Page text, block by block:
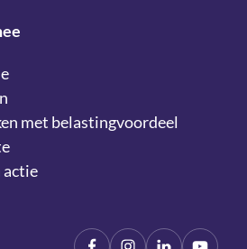
met belastingvoordeel
actie